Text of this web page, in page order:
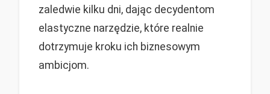
zaledwie kilku dni, dając decydentom
elastyczne narzędzie, które realnie
dotrzymuje kroku ich biznesowym
ambicjom.